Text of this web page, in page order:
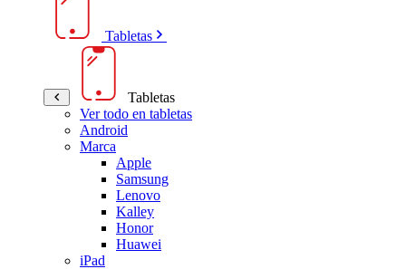
Tabletas
Tabletas
Ver todo en tabletas
Android
Marca
Apple
Samsung
Lenovo
Kalley
Honor
Huawei
iPad